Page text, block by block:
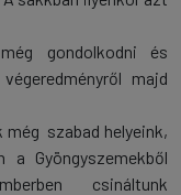
gondolkodni és
majd
még szabad helyeink,
a Gyöngyszemekből
csináltunk